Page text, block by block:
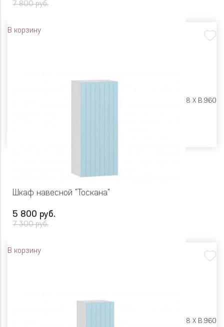
7 800 руб.
В корзину
Ш 450 X Г 318 X В 960
Шкаф навесной "Тоскана"
5 800 руб.
7 300 руб.
В корзину
Ш 400 X Г 318 X В 960